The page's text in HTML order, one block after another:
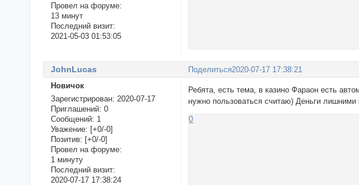
Провел на форуме:
13 минут
Последний визит:
2021-05-03 01:53:05
Поделиться2020-07-17 17:38:21
JohnLucas
Новичок
Зарегистрирован: 2020-07-17
Приглашений: 0
Сообщений: 1
Уважение: [+0/-0]
Позитив: [+0/-0]
Провел на форуме:
1 минуту
Последний визит:
2020-07-17 17:38:24
Ребята, есть тема, в казино Фараон есть
нужно пользоваться считаю) Деньги лишними
0